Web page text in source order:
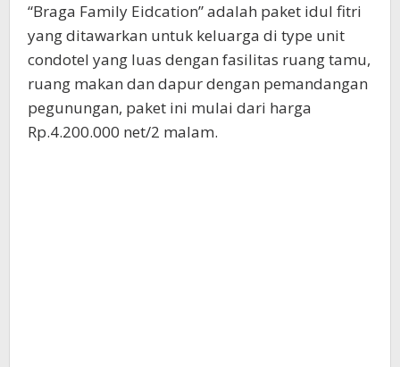
“Braga Family Eidcation” adalah paket idul fitri
yang ditawarkan untuk keluarga di type unit
condotel yang luas dengan fasilitas ruang tamu,
ruang makan dan dapur dengan pemandangan
pegunungan, paket ini mulai dari harga
Rp.4.200.000 net/2 malam.